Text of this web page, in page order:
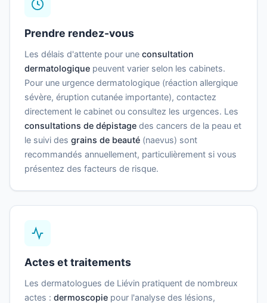
Prendre rendez-vous
Les délais d'attente pour une consultation
dermatologique peuvent varier selon les cabinets.
Pour une urgence dermatologique (réaction allergique
sévère, éruption cutanée importante), contactez
directement le cabinet ou consultez les urgences. Les
consultations de dépistage des cancers de la peau et
le suivi des grains de beauté (naevus) sont
recommandés annuellement, particulièrement si vous
présentez des facteurs de risque.
Actes et traitements
Les dermatologues de Liévin pratiquent de nombreux
actes : dermoscopie pour l'analyse des lésions,